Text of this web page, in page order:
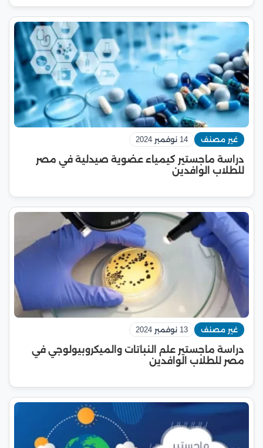
غير مصنف 14 نوفمبر 2024
دراسة ماجستير كيمياء عضوية صيدلية في مصر
للطلاب الوافدين
غير مصنف 13 نوفمبر 2024
دراسة ماجستير علم النباتات والميكروبيولوجي في
مصر للطلاب الوافدين